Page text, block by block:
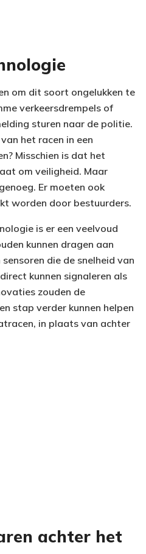
om dit soort ongelukken te
verkeersdrempels of
sturen naar de politie.
het racen in een
Misschien is dat het
om veiligheid. Maar
Er moeten ook
worden door bestuurders.
is er een veelvoud
kunnen dragen aan
die de snelheid van
kunnen signaleren als
zouden de
stap verder kunnen helpen
in plaats van achter
achter het